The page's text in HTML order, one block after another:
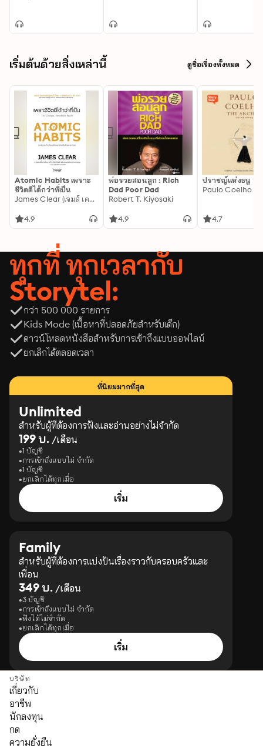
เริ่มต้นด้วยสิ่งเหล่านี้ ดูชื่อเรื่องทั้งหมด
Atomic Habits เพราะ
ชีวิตดีได้กว่าที่เป็น
James Clear (เจมส์ เคลียร์)
4.9
พ่อรวยสอนลูก : Rich
Dad Poor Dad
Robert T. Kiyosaki
4.9
ปราชญ์แห่งธนู
Paulo Coelho
4.7
ทุกที่ ทุกเวลากับ
Storytel:
กว่า 500 000 รายการ
Kids Mode (เนื้อหาที่ปลอดภัยสำหรับเด็ก)
ดาวน์โหลดหนังสือสำหรับการเข้าถึงแบบออฟไลน์
ยกเลิกได้ตลอดเวลา
ที่นิยมมากที่สุด
Unlimited
สำหรับผู้ที่ต้องการฟังและอ่านอย่างไม่จำกัด
199 บ. /เดือน
1 บัญชี
การเข้าถึงแบบไม่ จำกัด
1 บัญชี
ยกเลิกได้ทุกเมื่อ
เริ่ม
Family
สำหรับผู้ที่ต้องการแบ่งปันเรื่องราวกับครอบครัวและ
เพื่อน
349 บ. /เดือน
3 บัญชี
การเข้าถึงแบบไม่ จำกัด
ฟังได้ไม่จำกัด
ยกเลิกได้ทุกเมื่อ
เริ่ม
บริษัท
เกี่ยวกับ
อาชีพ
นักลงทุน
กด
ความยั่งยืน